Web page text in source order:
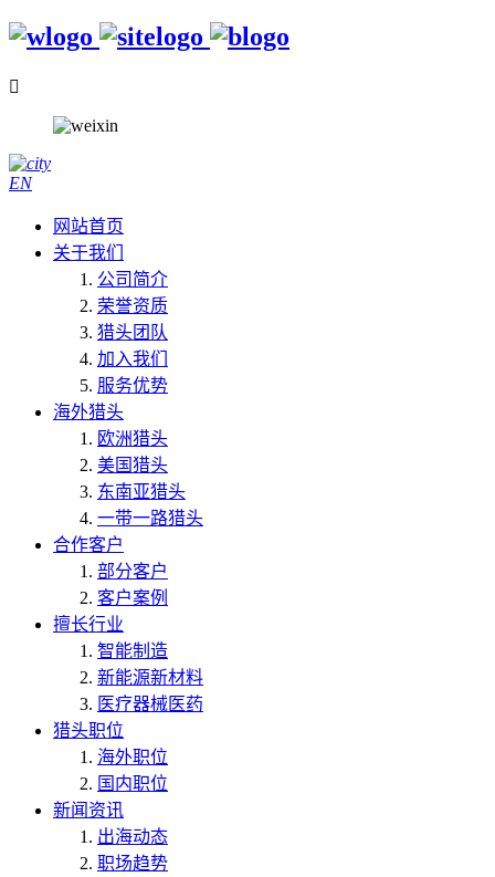

EN
网站首页
关于我们
公司简介
荣誉资质
猎头团队
加入我们
服务优势
海外猎头
欧洲猎头
美国猎头
东南亚猎头
一带一路猎头
合作客户
部分客户
客户案例
擅长行业
智能制造
新能源新材料
医疗器械医药
猎头职位
海外职位
国内职位
新闻资讯
出海动态
职场趋势